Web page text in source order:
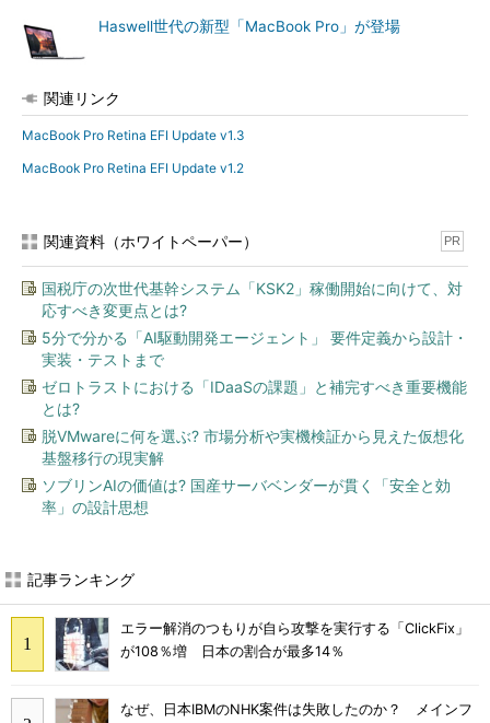
Haswell世代の新型「MacBook Pro」が登場
関連リンク
MacBook Pro Retina EFI Update v1.3
MacBook Pro Retina EFI Update v1.2
関連資料（ホワイトペーパー） PR
国税庁の次世代基幹システム「KSK2」稼働開始に向けて、対
応すべき変更点とは?
5分で分かる「AI駆動開発エージェント」 要件定義から設計・
実装・テストまで
ゼロトラストにおける「IDaaSの課題」と補完すべき重要機能
とは?
脱VMwareに何を選ぶ? 市場分析や実機検証から見えた仮想化
基盤移行の現実解
ソブリンAIの価値は? 国産サーバベンダーが貫く「安全と効
率」の設計思想
記事ランキング
エラー解消のつもりが自ら攻撃を実行する「ClickFix」
が108％増 日本の割合が最多14％
なぜ、日本IBMのNHK案件は失敗したのか？ メインフ